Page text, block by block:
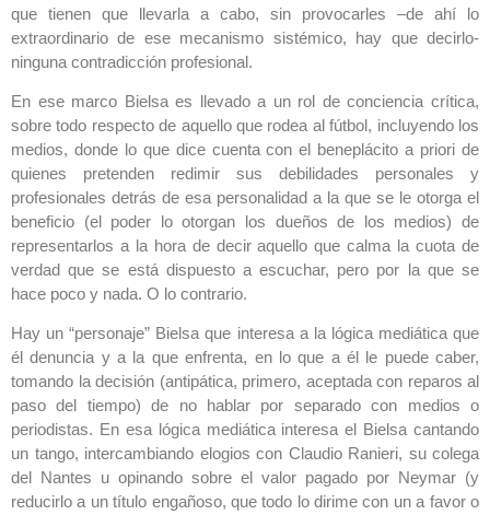
que tienen que llevarla a cabo, sin provocarles –de ahí lo
extraordinario de ese mecanismo sistémico, hay que decirlo-
ninguna contradicción profesional.
En ese marco Bielsa es llevado a un rol de conciencia crítica,
sobre todo respecto de aquello que rodea al fútbol, incluyendo los
medios, donde lo que dice cuenta con el beneplácito a priori de
quienes pretenden redimir sus debilidades personales y
profesionales detrás de esa personalidad a la que se le otorga el
beneficio (el poder lo otorgan los dueños de los medios) de
representarlos a la hora de decir aquello que calma la cuota de
verdad que se está dispuesto a escuchar, pero por la que se
hace poco y nada. O lo contrario.
Hay un “personaje” Bielsa que interesa a la lógica mediática que
él denuncia y a la que enfrenta, en lo que a él le puede caber,
tomando la decisión (antipática, primero, aceptada con reparos al
paso del tiempo) de no hablar por separado con medios o
periodistas. En esa lógica mediática interesa el Bielsa cantando
un tango, intercambiando elogios con Claudio Ranieri, su colega
del Nantes u opinando sobre el valor pagado por Neymar (y
reducirlo a un título engañoso, que todo lo dirime con un a favor o